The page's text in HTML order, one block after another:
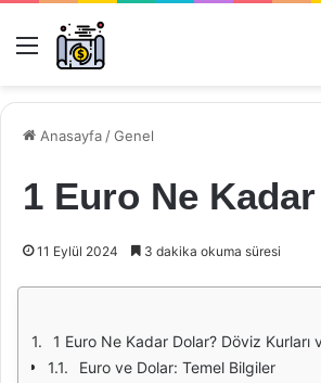
Menü
Anasayfa /Genel
1 Euro Ne
11 Eylül 2024 3 dakika okuma süresi
1 Euro Ne Kadar Dolar? Döviz Kurları ve Ekonomik
Euro ve Dolar: Temel Bilgiler